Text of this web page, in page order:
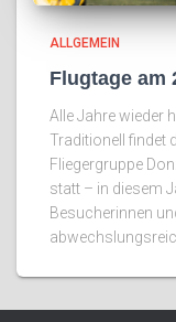
ALLGEMEIN
Flugtage am
Alle Jahre wieder
Traditionell findet
Fliegergruppe
statt – in diesem
Besucherinnen